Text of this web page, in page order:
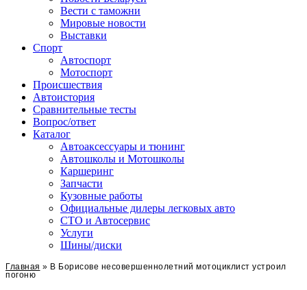
Вести с таможни
Мировые новости
Выставки
Спорт
Автоспорт
Мотоспорт
Происшествия
Автоистория
Сравнительные тесты
Вопрос/ответ
Каталог
Автоакcессуары и тюнинг
Автошколы и Мотошколы
Каршеринг
Запчасти
Кузовные работы
Официальные дилеры легковых авто
СТО и Автосервис
Услуги
Шины/диски
Главная » В Борисове несовершеннолетний мотоциклист устроил
погоню